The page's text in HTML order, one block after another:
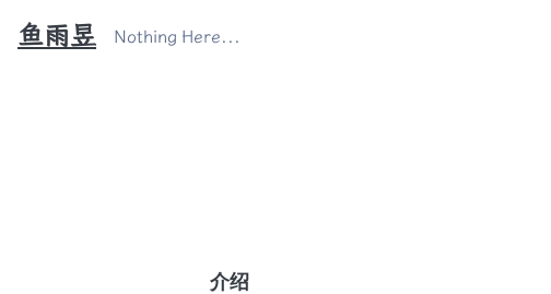
鱼雨昱 Nothing Here...
介绍